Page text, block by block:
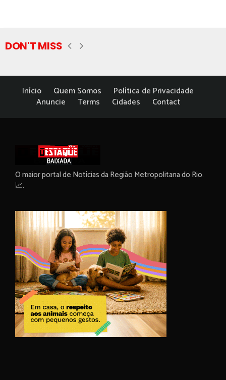
DON'T MISS
Início Quem Somos
Política de Privacidade
Anuncie
Terms Cidades Contact
O maior portal de Notícias da Região Metropolitana do Rio.
📈.